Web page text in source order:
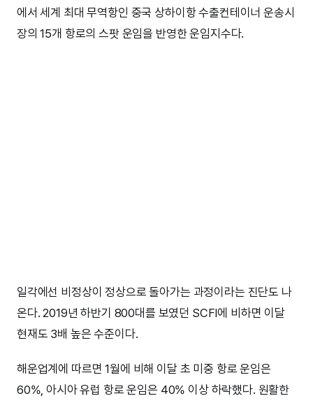
에서 세계 최대 무역항인 중국 상하이항 수출컨테이너 운송시
장의 15개 항로의 스팟 운임을 반영한 운임지수다.
일각에선 비정상이 정상으로 돌아가는 과정이라는 진단도 나
온다. 2019년 하반기 800대를 보였던 SCFI에 비하면 이달
현재도 3배 높은 수준이다.
해운업계에 따르면 1월에 비해 이달 초 미중 항로 운임은
60%, 아시아 유럽 항로 운임은 40% 이상 하락했다. 원활한